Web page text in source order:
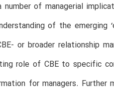
of managerial
of the emerging
or broader relationship
role of CBE to specific
for managers. Further